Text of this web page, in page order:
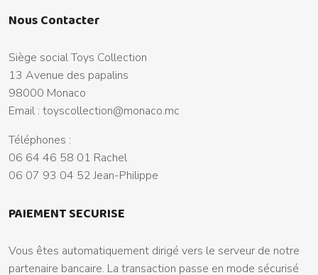
Nous Contacter
Siège social Toys Collection
13 Avenue des papalins
98000 Monaco
Email : toyscollection@monaco.mc
Téléphones :
06 64 46 58 01 Rachel
06 07 93 04 52 Jean-Philippe
PAIEMENT SECURISE
Vous êtes automatiquement dirigé vers le serveur de notre
partenaire bancaire. La transaction passe en mode sécurisé